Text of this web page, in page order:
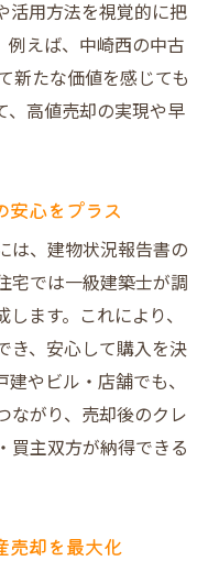
活用方法を視覚的に把
例えば、中崎西の中古
新たな価値を感じても
、高値売却の実現や早
安心をプラス
は、建物状況報告書の
宅では一級建築士が調
ます。これにより、
き、安心して購入を決
やビル・店舗でも、
ながり、売却後のクレ
買主双方が納得できる
売却を最大化